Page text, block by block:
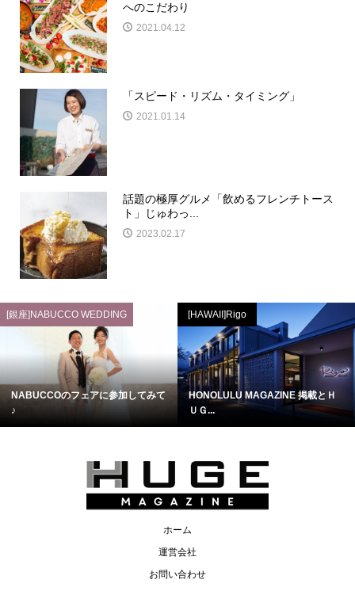
へのこだわり
2021.04.12
「スピード・リズム・タイミング」
2021.01.14
話題の極厚グルメ「飲めるフレンチトース
ト」じゅわっ...
2023.02.17
[銀座]NABUCCO WEDDING
NABUCCOのフェアに参加してみて
♪
[HAWAII]Rigo
HONOLULU MAGAZINE 掲載とＨ
ＵＧ...
ホーム
運営会社
お問い合わせ